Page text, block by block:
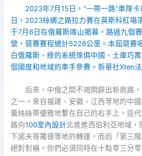
2023年7月15日，“一帶一路”車隊
日，2023絲綢之路拉力賽在莫斯科紅場
于7月6日在俄羅斯喀山揭幕，路過九個
營 ，競賽賽程總計5228公里。本屆競賽
白俄羅斯、綠的系統傢俱中國、土庫巧
個國度和地域的車手參賽。新華社Xten
后來，中俄之間不竭開辟出新商路
之一。來自福建、安徽、江西等地的中
蕾絲絲帶優雅地繫在自己的右手上，這
路向100室內設計北進進西伯利亞地域，
下諾夫哥羅德等地的轉運，而后「第三
絕對對稱。你們必須同時在十點零三分